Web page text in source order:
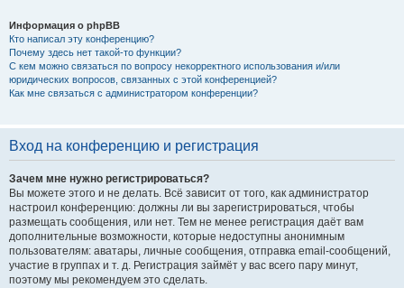
Информация о phpBB
Кто написал эту конференцию?
Почему здесь нет такой-то функции?
С кем можно связаться по вопросу некорректного использования и/или
юридических вопросов, связанных с этой конференцией?
Как мне связаться с администратором конференции?
Вход на конференцию и регистрация
Зачем мне нужно регистрироваться?
Вы можете этого и не делать. Всё зависит от того, как администратор
настроил конференцию: должны ли вы зарегистрироваться, чтобы
размещать сообщения, или нет. Тем не менее регистрация даёт вам
дополнительные возможности, которые недоступны анонимным
пользователям: аватары, личные сообщения, отправка email-сообщений,
участие в группах и т. д. Регистрация займёт у вас всего пару минут,
поэтому мы рекомендуем это сделать.